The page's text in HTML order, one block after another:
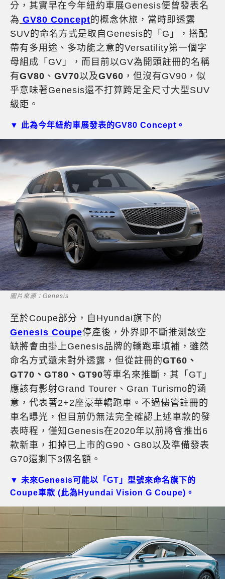
分，其實早在今年紐約車展Genesis便曾發表名
為 GV80 Concept的概念休旅，當時即透露
SUV的命名方式是取自Genesis的「G」，搭配
帶有多用途、多功能之意的Versatility第一個字
母組成「GV」，而目前以GV為開頭註冊的名稱
有GV80 、 GV70以及GV60 ，但沒有GV90，似
乎意味著Genesis還不打算跨足全尺寸大型SUV
級距。
▼ 此為今年紐約車展發表的GV80 Concept。
圖片來源：Genesis
至於Coupe部分，自Hyundai旗下的
Genesis Coupe停產後，外界即不斷推測該空
缺將會由掛上Genesis品牌的轎跑車填補，雖然
命名方式還未對外透露，但從註冊的GT60、
GT70、GT80、GT90等車名來推斷，其「GT」
應該有影射Grand Tourer、Gran Turismo的涵
意，代表著2+2座豪華轎跑車。不過儘管註冊的
車名曝光，但目前仍無法完全確認上述車款的發
表時程，僅知Genesis在2020年以前將會推出6
款新車，扣掉已上市的G90、G80以及準備發表
G70還剩下3個名額。
▼ 未來Genesis可能以「GT」型號來命名旗下的
Coupe車款 (此為Hyundai Vision G Coupe)。